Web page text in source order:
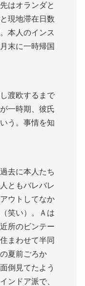
はオランダと
現地滞在日数
本人のインス
末に一時帰国
渡欧するまで
一時期、彼氏
う。事情を知
去に本人たち
ともバレバレ
ウトしてなか
笑い）。Ａは
所のビンテー
まわせて半同
夏前ごろか
倒見てたよう
ンドア派で、